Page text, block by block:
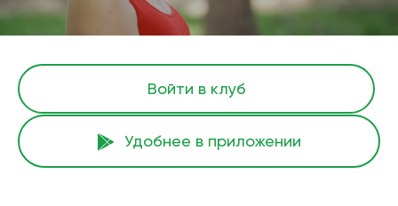
Войти в клуб
Удобнее в приложении